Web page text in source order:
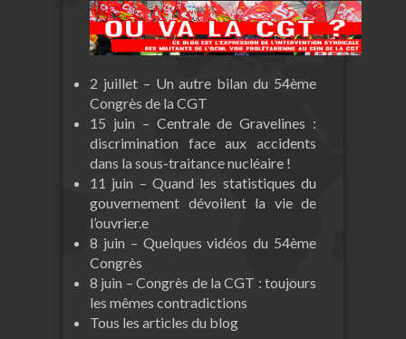
2 juillet – Un autre bilan du 54ème
Congrès de la CGT
15 juin – Centrale de Gravelines :
discrimination face aux accidents
dans la sous-traitance nucléaire !
11 juin – Quand les statistiques du
gouvernement dévoilent la vie de
l’ouvrier.e
8 juin – Quelques vidéos du 54ème
Congrès
8 juin – Congrès de la CGT : toujours
les mêmes contradictions
Tous les articles du blog